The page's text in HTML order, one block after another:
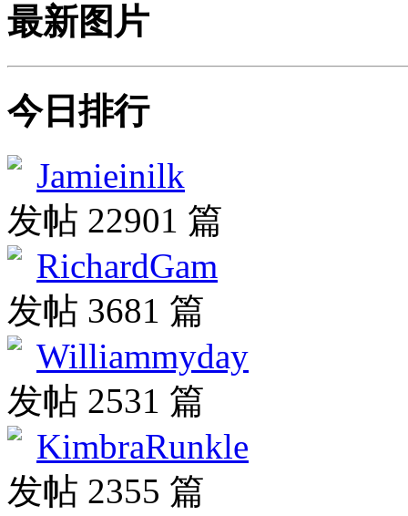
最新图片
今日排行
Jamieinilk
发帖 22901 篇
RichardGam
发帖 3681 篇
Williammyday
发帖 2531 篇
KimbraRunkle
发帖 2355 篇